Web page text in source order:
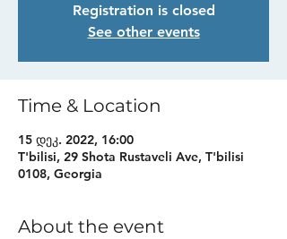
Registration is closed
See other events
Time & Location
15 დეკ. 2022, 16:00
T'bilisi, 29 Shota Rustaveli Ave, T'bilisi
0108, Georgia
About the event